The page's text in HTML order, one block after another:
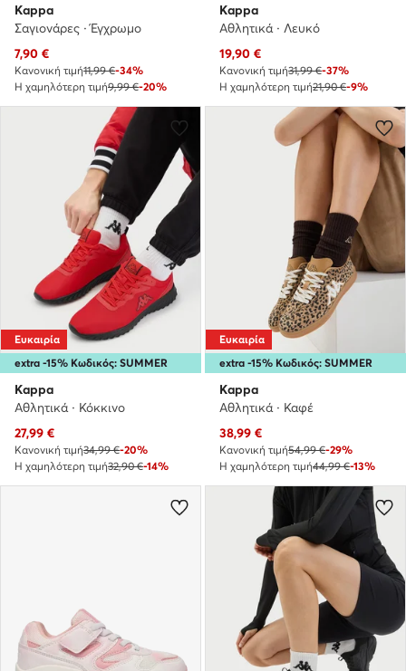
Kappa
Σαγιονάρες · Έγχρωμο
Τρέχουσα τιμή
7,90 €
Κανονική τιμή11,99 €-34%
Η χαμηλότερη τιμή9,99 €-20%
Kappa
Αθλητικά · Λευκό
Τρέχουσα τιμή
19,90 €
Κανονική τιμή31,99 €-37%
Η χαμηλότερη τιμή21,90 €-9%
extra -15% Κωδικός: SUMMER
Ευκαιρία
Kappa
Αθλητικά · Κόκκινο
Τρέχουσα τιμή
27,99 €
Κανονική τιμή34,99 €-20%
Η χαμηλότερη τιμή32,90 €-14%
extra -15% Κωδικός: SUMMER
Ευκαιρία
Kappa
Αθλητικά · Καφέ
Τρέχουσα τιμή
38,99 €
Κανονική τιμή54,99 €-29%
Η χαμηλότερη τιμή44,99 €-13%